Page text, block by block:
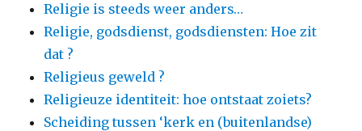
Religie is steeds weer anders…
Religie, godsdienst, godsdiensten: Hoe zit
dat ?
Religieus geweld ?
Religieuze identiteit: hoe ontstaat zoiets?
Scheiding tussen ‘kerk en (buitenlandse)